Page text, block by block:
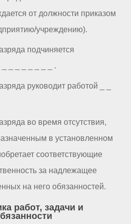
от должности приказом
учреждению).
подчиняется
_ _ _ _ _ _ _ .
руководит работой _ _
во время отсутствия,
в установленном
соответствующие
за надлежащее
на него обязанностей.
работ, задачи и